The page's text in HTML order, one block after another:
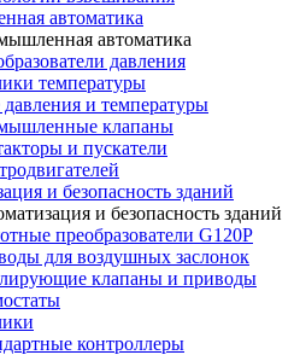
автоматика
автоматика
давления
температуры
давления и температуры
клапаны
и пускатели
и безопасность зданий
и безопасность зданий
преобразователи G120P
для воздушных заслонок
клапаны и приводы
контроллеры